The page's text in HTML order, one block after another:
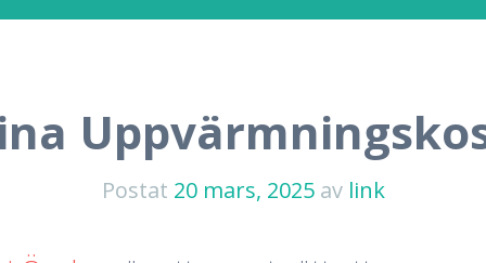
Postat 20 mars, 2025av link